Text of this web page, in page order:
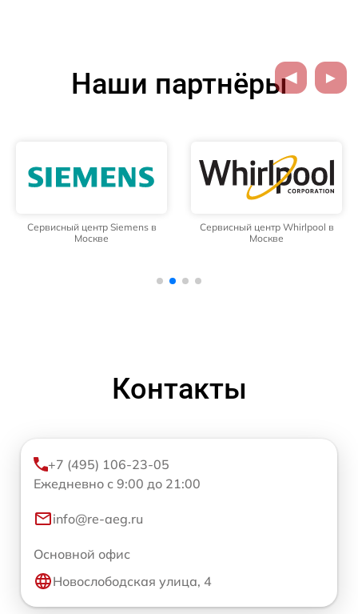
Наши партнёры
Сервисный центр Siemens в
Москве
Сервисный центр Whirlpool в
Москве
Контакты
+7 (495) 106-23-05
Ежедневно с 9:00 до 21:00
info@re-aeg.ru
Основной офис
Новослободская улица, 4